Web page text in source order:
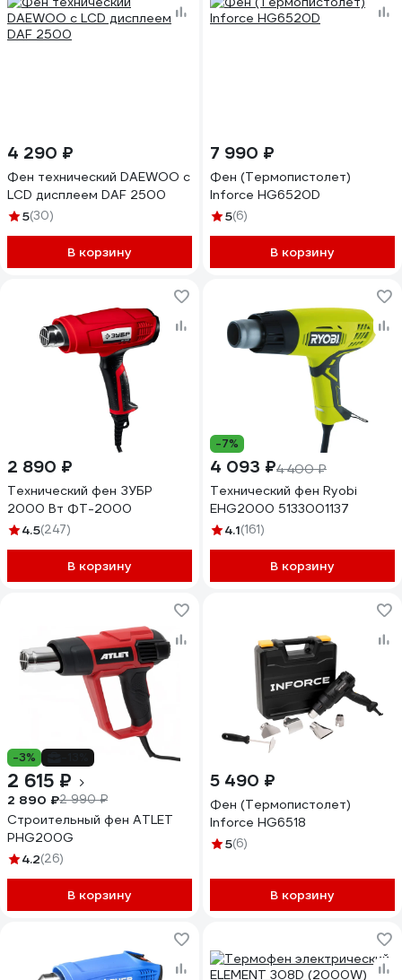
4 290 ₽
Фен технический DAEWOO с
LCD дисплеем DAF 2500
5(30)
В корзину
7 990 ₽
Фен (Термопистолет)
Inforce HG6520D
5(6)
В корзину
2 890 ₽
Технический фен ЗУБР
2000 Вт ФТ-2000
4.5(247)
В корзину
-7%
4 093 ₽4 400 ₽
Технический фен Ryobi
EHG2000 5133001137
4.1(161)
В корзину
-3%
2 615 ₽
2 890 ₽2 990 ₽
Строительный фен ATLET
PHG200G
4.2(26)
В корзину
5 490 ₽
Фен (Термопистолет)
Inforce HG6518
5(6)
В корзину